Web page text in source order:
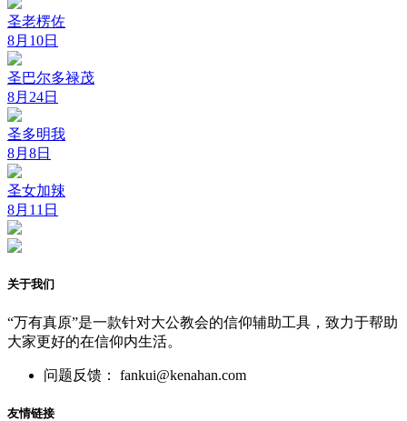
圣老楞佐
8月10日
圣巴尔多禄茂
8月24日
圣多明我
8月8日
圣女加辣
8月11日
关于我们
“万有真原”是一款针对大公教会的信仰辅助工具，致力于帮助
大家更好的在信仰内生活。
问题反馈： fankui@kenahan.com
友情链接